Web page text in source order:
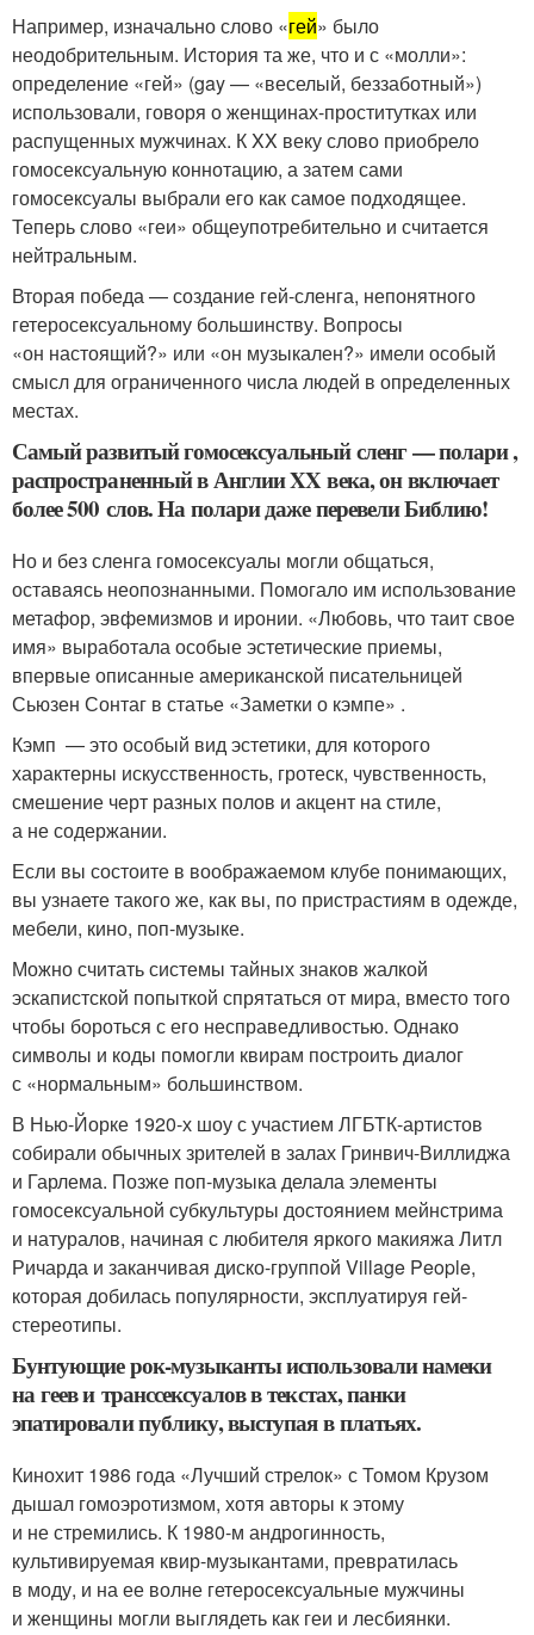
Например, изначально слово «гей» было
неодобрительным. История та же, что и с «молли»:
определение «гей» (gay — «веселый, беззаботный»)
использовали, говоря о женщинах-проститутках или
распущенных мужчинах. К XX веку слово приобрело
гомосексуальную коннотацию, а затем сами
гомосексуалы выбрали его как самое подходящее.
Теперь слово «геи» общеупотребительно и считается
нейтральным.
Вторая победа — создание гей-сленга, непонятного
гетеросексуальному большинству. Вопросы
«он настоящий?» или «он музыкален?» имели особый
смысл для ограниченного числа людей в определенных
местах.
Самый развитый гомосексуальный сленг — полари ,
распространенный в Англии XX века, он включает
более 500 слов. На полари даже перевели Библию!
Но и без сленга гомосексуалы могли общаться,
оставаясь неопознанными. Помогало им использование
метафор, эвфемизмов и иронии. «Любовь, что таит свое
имя» выработала особые эстетические приемы,
впервые описанные американской писательницей
Сьюзен Сонтаг в статье «Заметки о кэмпе» .
Кэмп — это особый вид эстетики, для которого
характерны искусственность, гротеск, чувственность,
смешение черт разных полов и акцент на стиле,
а не содержании.
Если вы состоите в воображаемом клубе понимающих,
вы узнаете такого же, как вы, по пристрастиям в одежде,
мебели, кино, поп-музыке.
Можно считать системы тайных знаков жалкой
эскапистской попыткой спрятаться от мира, вместо того
чтобы бороться с его несправедливостью. Однако
символы и коды помогли квирам построить диалог
с «нормальным» большинством.
В Нью-Йорке 1920-х шоу с участием ЛГБТК-артистов
собирали обычных зрителей в залах Гринвич-Виллиджа
и Гарлема. Позже поп-музыка делала элементы
гомосексуальной субкультуры достоянием мейнстрима
и натуралов, начиная с любителя яркого макияжа Литл
Ричарда и заканчивая диско-группой Village People,
которая добилась популярности, эксплуатируя гей-
стереотипы.
Бунтующие рок-музыканты использовали намеки
на геев и транссексуалов в текстах, панки
эпатировали публику, выступая в платьях.
Кинохит 1986 года «Лучший стрелок» с Томом Крузом
дышал гомоэротизмом, хотя авторы к этому
и не стремились. К 1980-м андрогинность,
культивируемая квир-музыкантами, превратилась
в моду, и на ее волне гетеросексуальные мужчины
и женщины могли выглядеть как геи и лесбиянки.